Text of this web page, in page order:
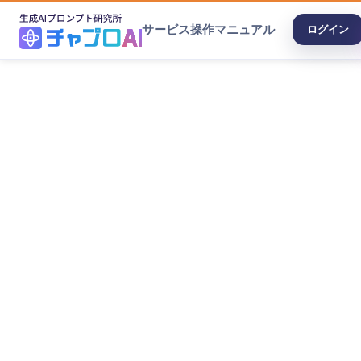
サービス操作マニュアル ログイン